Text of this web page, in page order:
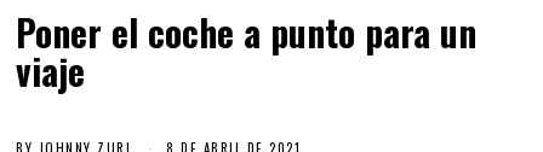
Poner el coche a punto para un
viaje